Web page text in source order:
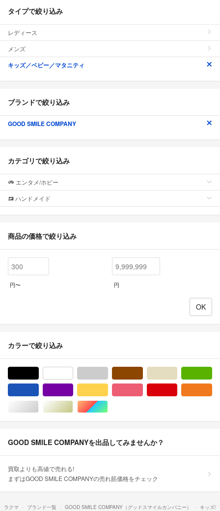
タイプで絞り込み
レディース
メンズ
キッズ／ベビー／マタニティ
ブランドで絞り込み
GOOD SMILE COMPANY
カテゴリで絞り込み
エンタメ/ホビー
ハンドメイド
商品の価格で絞り込み
円〜 円
カラーで絞り込み
シルバー/銀色系ゴールド/金色系マルチカラー
GOOD SMILE COMPANYを出品してみませんか？
買取よりも高値で売れる!
まずはGOOD SMILE COMPANYの売れ筋価格をチェック
ラクマ ブランド一覧 GOOD SMILE COMPANY（グッドスマイルカンパニー）
キッズ/